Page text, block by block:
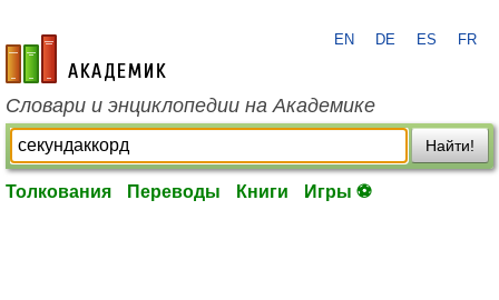
academic.ru
EN DE ES FR
Словари и энциклопедии на Академике
Найти!
Толкования Переводы Книги Игры ⚽